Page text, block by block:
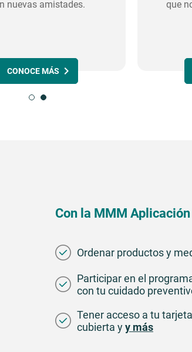
nuevas amistades.
CONOCE MÁS
que
Con la MMM
Ordenar productos y
Participar en el
con tu cuidado
Tener acceso a tu
cubierta yy más